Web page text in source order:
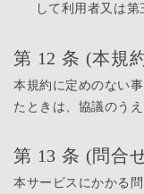
して利用者又は
第 12 条 (本規
本規約に定めのない
たときは、協議のう
第 13 条 (問合
本サービスにかかる